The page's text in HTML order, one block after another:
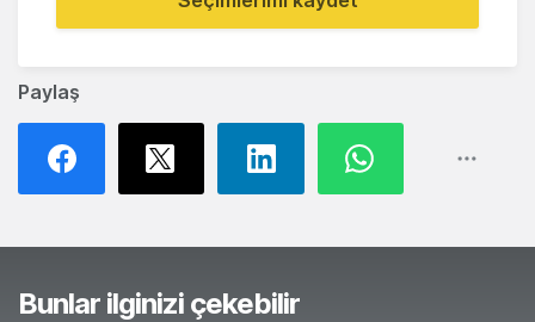
Paylaş
Bunlar ilginizi çekebilir